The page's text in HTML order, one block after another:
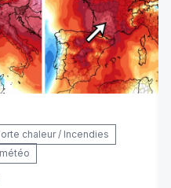
chaleur / Incendies